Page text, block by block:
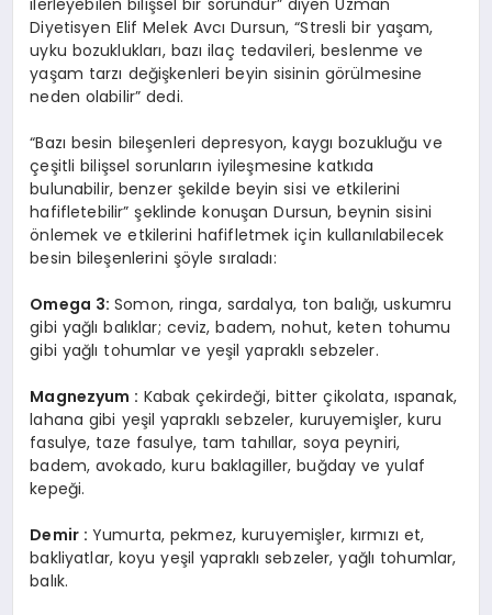
ilerleyebilen bilişsel bir sorundur” diyen Uzman
Diyetisyen Elif Melek Avcı Dursun, “Stresli bir yaşam,
uyku bozuklukları, bazı ilaç tedavileri, beslenme ve
yaşam tarzı değişkenleri beyin sisinin görülmesine
neden olabilir” dedi.
“Bazı besin bileşenleri depresyon, kaygı bozukluğu ve
çeşitli bilişsel sorunların iyileşmesine katkıda
bulunabilir, benzer şekilde beyin sisi ve etkilerini
hafifletebilir” şeklinde konuşan Dursun, beynin sisini
önlemek ve etkilerini hafifletmek için kullanılabilecek
besin bileşenlerini şöyle sıraladı:
Omega 3:Somon, ringa, sardalya, ton balığı, uskumru
gibi yağlı balıklar; ceviz, badem, nohut, keten tohumu
gibi yağlı tohumlar ve yeşil yapraklı sebzeler.
Magnezyum : Kabak çekirdeği, bitter çikolata, ıspanak,
lahana gibi yeşil yapraklı sebzeler, kuruyemişler, kuru
fasulye, taze fasulye, tam tahıllar, soya peyniri,
badem, avokado, kuru baklagiller, buğday ve yulaf
kepeği.
Demir : Yumurta, pekmez, kuruyemişler, kırmızı et,
bakliyatlar, koyu yeşil yapraklı sebzeler, yağlı tohumlar,
balık.